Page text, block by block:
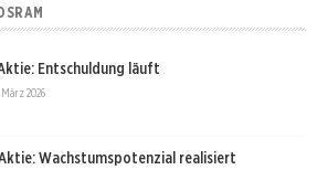
Entschuldung läuft
März 2026
Wachstumspotenzial realisiert